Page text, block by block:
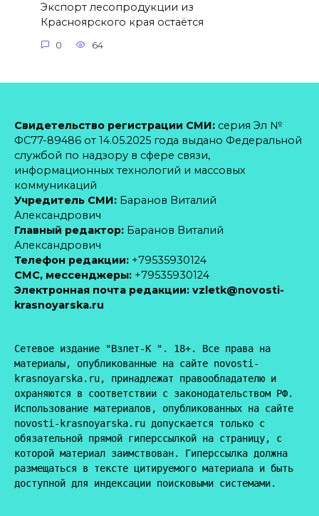
Экспорт лесопродукции из
Красноярского края остаётся
0 64
Свидетельство регистрации СМИ: серия Эл №
ФС77-89486 от 14.05.2025 года выдано Федеральной
службой по надзору в сфере связи,
информационных технологий и массовых
коммуникаций
Учредитель СМИ: Баранов Виталий
Александрович
Главный редактор: Баранов Виталий
Александрович
Телефон редакции: +79535930124
CМС, мессенджеры: +79535930124
Электронная почта редакции: vzletk@novosti-
krasnoyarska.ru
Сетевое издание "Взлет-К ". 18+. Все права на
материалы, опубликованные на сайте novosti-
krasnoyarska.ru, принадлежат правообладателю и
охраняются в соответствии с законодательством РФ.
Использование материалов, опубликованных на сайте
novosti-krasnoyarska.ru допускается только с
обязательной прямой гиперссылкой на страницу, с
которой материал заимствован. Гиперссылка должна
размещаться в тексте цитируемого материала и быть
доступной для индексации поисковыми системами.